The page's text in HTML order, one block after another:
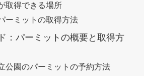
取得できる場所
ーミットの取得方法
：パーミットの概要と取得方
公園のパーミットの予約方法